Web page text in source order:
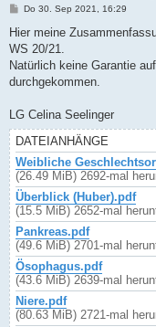
B
i
r
a
Do 30. Sep 2021, 16:29
Hier meine
WS 20/21.
Natürlich keine Garantie
durchgekommen.
LG Celina Seelinger
DATEIANHÄNGE
Weibliche
(26.49 MiB) 2692-mal
Überblick (Huber).pdf
(15.5 MiB) 2652-mal
Pankreas.pdf
(49.6 MiB) 2701-mal
Ösophagus.pdf
(43.6 MiB) 2639-mal
Niere.pdf
(80.63 MiB) 2721-mal